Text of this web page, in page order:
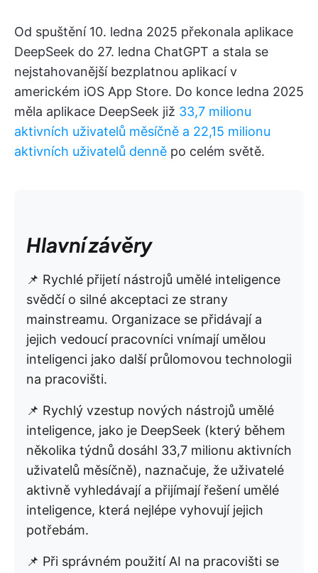
Od spuštění 10. ledna 2025 překonala aplikace
DeepSeek do 27. ledna ChatGPT a stala se
nejstahovanější bezplatnou aplikací v
americkém iOS App Store. Do konce ledna 2025
měla aplikace DeepSeek již 33,7 milionu
aktivních uživatelů měsíčně a 22,15 milionu
aktivních uživatelů denně po celém světě.
Hlavní závěry
📌 Rychlé přijetí nástrojů umělé inteligence
svědčí o silné akceptaci ze strany
mainstreamu. Organizace se přidávají a
jejich vedoucí pracovníci vnímají umělou
inteligenci jako další průlomovou technologii
na pracovišti.
📌 Rychlý vzestup nových nástrojů umělé
inteligence, jako je DeepSeek (který během
několika týdnů dosáhl 33,7 milionu aktivních
uživatelů měsíčně), naznačuje, že uživatelé
aktivně vyhledávají a přijímají řešení umělé
inteligence, která nejlépe vyhovují jejich
potřebám.
📌 Při správném použití AI na pracovišti se